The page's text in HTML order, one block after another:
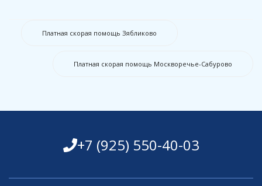
Платная скорая помощь Зябликово
Платная скорая помощь Москворечье-Сабурово
+7 (925) 550-40-03